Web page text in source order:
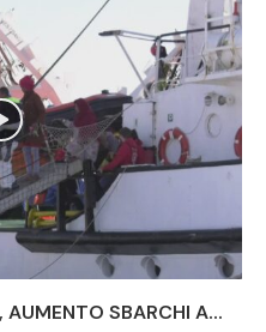
SBARCHI A...